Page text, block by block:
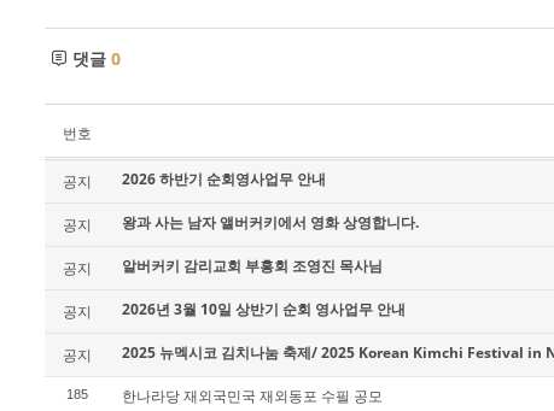
댓글 0
번호
공지 2026 하반기 순회영사업무 안내
공지 왕과 사는 남자 앨버커키에서 영화 상영합니다.
공지 알버커키 감리교회 부흥회 조영진 목사님
공지 2026년 3월 10일 상반기 순회 영사업무 안내
공지 2025 뉴멕시코 김치나눔 축제/ 2025 Korean Kimchi Festival in
185 한나라당 재외국민국 재외동포 수필 공모